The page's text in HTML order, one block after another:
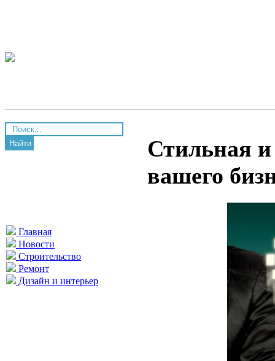
Найти
Главная
Новости
Строительство
Ремонт
Дизайн и интерьер
Стильная
вашего